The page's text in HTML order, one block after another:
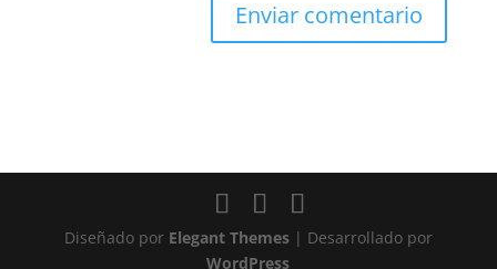
Diseñado por Elegant Themes| Desarrollado por
WordPress